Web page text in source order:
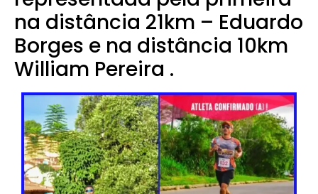
na distância 21km – Eduardo
Borges e na distância 10km
William Pereira .